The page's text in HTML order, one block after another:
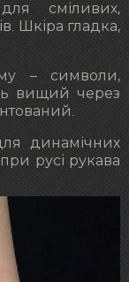
сміливих,
Шкіра гладка,
– символи,
вищий через
динамічних
русі рукава